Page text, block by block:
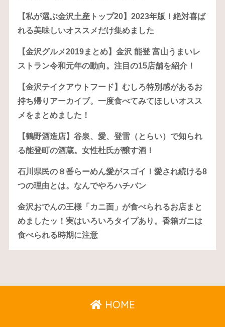
【私が選ぶ金沢土産トップ20】2023年版！絶対喜ば
れる美味しいオススメだけ集めました
【金沢グルメ2019まとめ】金沢 能登 富山うまいレ
ストラン令和元年の動向。注目の15店舗を紹介！
【金沢テイクアウトフード】むしろ特別感があるお
持ち帰りアーカイブ。一度食べてみてほしいオスス
メをまとめました！
【鶴野酒造店】谷泉、愛、登雷（とらい）で知られ
る能登町の酒蔵。女性杜氏が醸す酒！
石川県民の８番らーめん愛がスゴイ！愛され続ける8
つの理由とは。なんでやろハチバン
金沢おでんの王様「カニ面」が食べられるお店まと
めましたッ！実はいろいろタイプあり。香箱ガニは
食べられる時期に注意
HOME